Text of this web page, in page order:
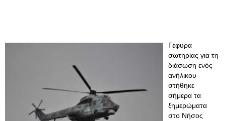
Γέφυρα
σωτηρίας για τη
διάσωση ενός
ανήλικου
στήθηκε
σήμερα τα
ξημερώματα
στο Νήσος